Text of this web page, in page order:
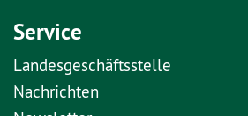
Service
Landesgeschäftsstelle
Nachrichten